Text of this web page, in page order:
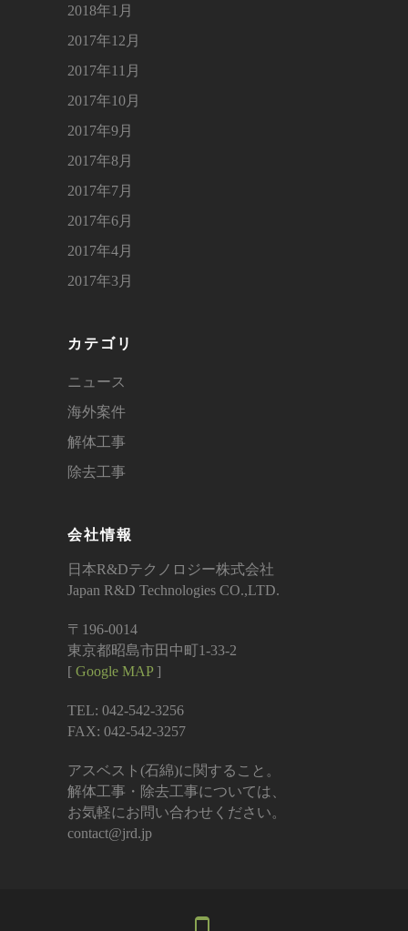
2018年1月
2017年12月
2017年11月
2017年10月
2017年9月
2017年8月
2017年7月
2017年6月
2017年4月
2017年3月
カテゴリ
ニュース
海外案件
解体工事
除去工事
会社情報
日本R&Dテクノロジー株式会社
Japan R&D Technologies CO.,LTD.
〒196-0014
東京都昭島市田中町1-33-2
[ Google MAP]
TEL: 042-542-3256
FAX: 042-542-3257
アスベスト(石綿)に関すること。
解体工事・除去工事については、
お気軽にお問い合わせください。
contact@jrd.jp